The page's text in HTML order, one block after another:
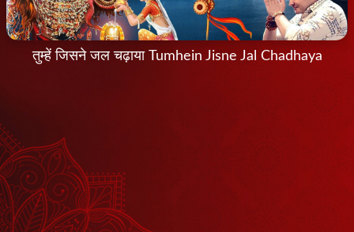
तुम्हें जिसने जल चढ़ाया Tumhein Jisne Jal Chadhaya